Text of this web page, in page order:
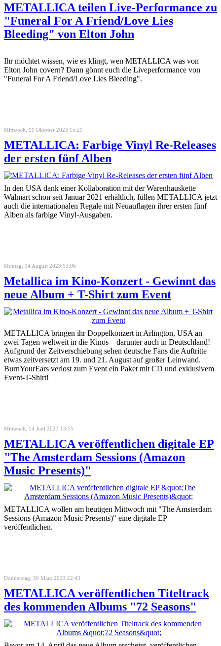
METALLICA teilen Live-Performance zu
"Funeral For A Friend/Love Lies
Bleeding" von Elton John
Ihr möchtet wissen, wie es klingt, wen METALLICA was von
Elton John covern? Dann gönnt euch die Liveperformance von
"Funeral For A Friend/Love Lies Bleeding".
Mittwoch, 11 Oktober 2023 15:29
METALLICA: Farbige Vinyl Re-Releases
der ersten fünf Alben
In den USA dank einer Kollaboration mit der Warenhauskette
Walmart schon seit Januar 2021 erhältlich, füllen METALLICA jetzt
auch die internationalen Regale mit Neuauflagen ihrer ersten fünf
Alben als farbige Vinyl-Ausgaben.
Montag, 14 August 2023 13:06
Metallica im Kino-Konzert - Gewinnt das
neue Album + T-Shirt zum Event
METALLICA bringen ihr Doppelkonzert in Arlington, USA an
zwei Tagen weltweit in die Kinos – darunter auch in Deutschland!
Aufgrund der Zeitverschiebung sehen deutsche Fans die Auftritte
etwas zeitversetzt am 19. und 21. August auf großer Leinwand.
BurnYourEars verlost zum Event ein Paket mit CD und exklusivem
Event-T-Shirt!
Mittwoch, 14 Juni 2023 13:15
METALLICA veröffentlichen digitale EP
"The Amsterdam Sessions (Amazon
Music Presents)"
METALLICA wollen am heutigen Mittwoch mit "The Amsterdam
Sessions (Amazon Music Presents)" eine digitale EP
veröffentlichen.
Donnerstag, 30 März 2023 22:43
METALLICA veröffentlichen Titeltrack
des kommenden Albums "72 Seasons"